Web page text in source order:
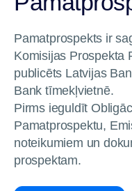
Pamatprospekts ir
Komisijas Prospekta
publicēts Latvijas
Bank tīmekļvietnē.
Pirms ieguldīt
Pamatprospektu,
noteikumiem un
prospektam.